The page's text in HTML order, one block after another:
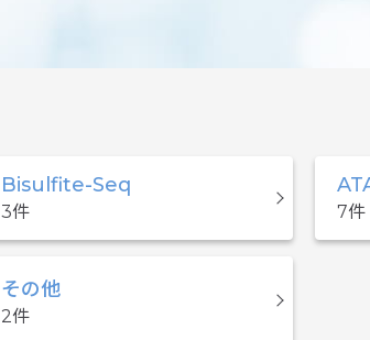
Bisulfite-Seq
3 7
その他
2